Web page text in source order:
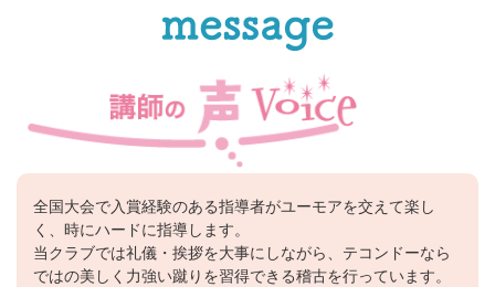
全国大会で入賞経験のある指導者がユーモアを交えて楽し
く、時にハードに指導します。
当クラブでは礼儀・挨拶を大事にしながら、テコンドーなら
ではの美しく力強い蹴りを習得できる稽古を行っています。